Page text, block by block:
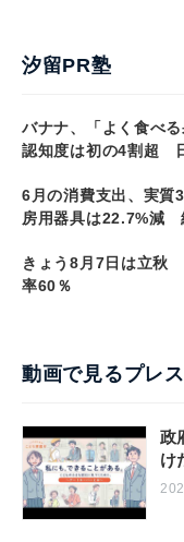
汐留PR塾
バナナ、「よく食べ
認知度は初の4割超
6月の消費支出、実
房用器具は22.7%減
きょう8月7日は立秋
率60％
動画で見るプレ
政
け